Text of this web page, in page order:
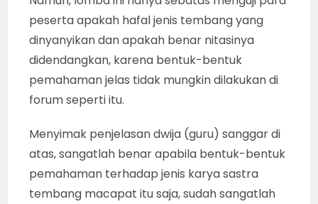
peserta apakah hafal jenis tembang yang
dinyanyikan dan apakah benar nitasinya
didendangkan, karena bentuk-bentuk
pemahaman jelas tidak mungkin dilakukan di
forum seperti itu.
Menyimak penjelasan dwija (guru) sanggar di
atas, sangatlah benar apabila bentuk-bentuk
pemahaman terhadap jenis karya sastra
tembang macapat itu saja, sudah sangatlah